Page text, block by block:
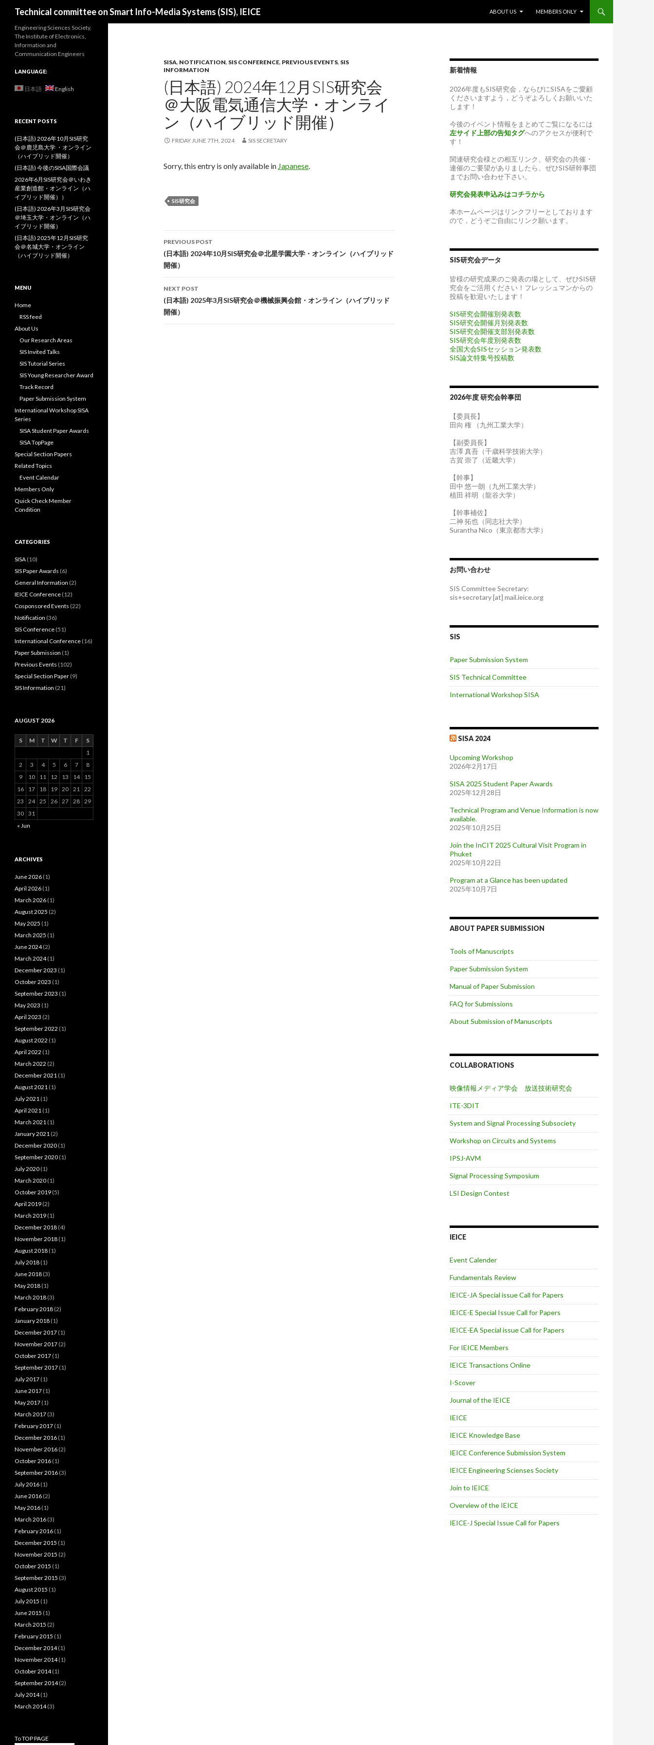
Technical committee on Smart Info-Media Systems (SIS), IEICE
ABOUT US
MEMBERS ONLY
SISA, NOTIFICATION, SIS CONFERENCE, PREVIOUS EVENTS, SIS
INFORMATION
(日本語) 2024年12月SIS研究会
＠大阪電気通信大学・オンライ
ン（ハイブリッド開催）
FRIDAY JUNE 7TH, 2024 SIS SECRETARY
Sorry, this entry is only available in Japanese.
SIS研究会
Post
navigation
PREVIOUS POST
(日本語) 2024年10月SIS研究会＠北星学園大学・オンライン（ハイブリッド
開催）
NEXT POST
(日本語) 2025年3月SIS研究会＠機械振興会館・オンライン（ハイブリッド
開催）
新着情報
2026年度もSIS研究会，ならびにSISAをご愛顧
くださいますよう，どうぞよろしくお願いいた
します！
今後のイベント情報をまとめてご覧になるには
左サイド上部の告知タグへのアクセスが便利で
す！
関連研究会様との相互リンク、研究会の共催・
連催のご要望がありましたら、ぜひSIS研幹事団
までお問い合わせ下さい。
研究会発表申込みはコチラから
本ホームページはリンクフリーとしております
ので，どうぞご自由にリンク願います。
SIS研究会データ
皆様の研究成果のご発表の場として、ぜひSIS研
究会をご活用ください！フレッシュマンからの
投稿を歓迎いたします！
SIS研究会開催別発表数
SIS研究会開催月別発表数
SIS研究会開催支部別発表数
SIS研究会年度別発表数
全国大会SISセッション発表数
SIS論文特集号投稿数
2026年度 研究会幹事団
【委員長】
田向 権 （九州工業大学）
【副委員長】
吉澤 真吾（千歳科学技術大学）
古賀 崇了（近畿大学）
【幹事】
田中 悠一朗（九州工業大学）
植田 祥明（龍谷大学）
【幹事補佐】
二神 拓也（同志社大学）
Surantha Nico（東京都市大学）
お問い合わせ
SIS Committee Secretary:
sis+secretary [at] mail.ieice.org
SIS
Paper Submission System
SIS Technical Committee
International Workshop SISA
SISA 2024
Upcoming Workshop
2026年2月17日
SISA 2025 Student Paper Awards
2025年12月28日
Technical Program and Venue Information is now
available.
2025年10月25日
Join the InCIT 2025 Cultural Visit Program in
Phuket
2025年10月22日
Program at a Glance has been updated
2025年10月7日
ABOUT PAPER SUBMISSION
Tools of Manuscripts
Paper Submission System
Manual of Paper Submission
FAQ for Submissions
About Submission of Manuscripts
COLLABORATIONS
映像情報メディア学会 放送技術研究会
ITE-3DIT
System and Signal Processing Subsociety
Workshop on Circuits and Systems
IPSJ-AVM
Signal Processing Symposium
LSI Design Contest
IEICE
Event Calender
Fundamentals Review
IEICE-JA Special issue Call for Papers
IEICE-E Special Issue Call for Papers
IEICE-EA Special issue Call for Papers
For IEICE Members
IEICE Transactions Online
I-Scover
Journal of the IEICE
IEICE
IEICE Knowledge Base
IEICE Conference Submission System
IEICE Engineering Scienses Society
Join to IEICE
Overview of the IEICE
IEICE-J Special Issue Call for Papers
Engineering Sciences Society,
The Institute of Electronics,
Information and
Communication Engineers
LANGUAGE:
日本語 English
RECENT POSTS
(日本語) 2026年10月SIS研究
会＠鹿児島大学 ・オンライン
（ハイブリッド開催）
(日本語) 今後のSISA国際会議
2026年6月SIS研究会＠いわき
産業創造館・オンライン（ハ
イブリッド開催））
(日本語) 2026年3月SIS研究会
＠埼玉大学・オンライン（ハ
イブリッド開催）
(日本語) 2025年12月SIS研究
会＠名城大学・オンライン
（ハイブリッド開催）
MENU
Home
RSS feed
About Us
Our Research Areas
SIS Invited Talks
SIS Tutorial Series
SIS Young Researcher Award
Track Record
Paper Submission System
International Workshop SISA
Series
SISA Student Paper Awards
SISA TopPage
Special Section Papers
Related Topics
Event Calendar
Members Only
Quick Check Member
Condition
CATEGORIES
SISA (10)
SIS Paper Awards (6)
General Information (2)
IEICE Conference (12)
Cosponsored Events (22)
Notification (36)
SIS Conference (51)
International Conference (16)
Paper Submission (1)
Previous Events (102)
Special Section Paper (9)
SIS Information (21)
AUGUST 2026
S M T W T F
S
1
2
3 4 5 6 7
8
9
10 11 12 13 14
15
16
17 18 19 20 21 22
23
24 25 26 27 28 29
30 31
« Jun
ARCHIVES
June 2026 (1)
April 2026 (1)
March 2026 (1)
August 2025 (2)
May 2025 (1)
March 2025 (1)
June 2024(2)
March 2024(1)
December 2023 (1)
October 2023 (1)
September 2023 (1)
May 2023 (1)
April 2023 (2)
September 2022 (1)
August 2022 (1)
April 2022 (1)
March 2022 (2)
December 2021 (1)
August 2021 (1)
July 2021 (1)
April 2021 (1)
March 2021 (1)
January 2021 (2)
December 2020 (1)
September 2020 (1)
July 2020 (1)
March 2020 (1)
October 2019 (5)
April 2019 (2)
March 2019 (1)
December 2018 (4)
November 2018 (1)
August 2018 (1)
July 2018 (1)
June 2018 (3)
May 2018 (1)
March 2018 (3)
February 2018 (2)
January 2018 (1)
December 2017 (1)
November 2017 (2)
October 2017 (1)
September 2017 (1)
July 2017 (1)
June 2017 (1)
May 2017 (1)
March 2017 (3)
February 2017 (1)
December 2016 (1)
November 2016 (2)
October 2016 (1)
September 2016 (3)
July 2016 (1)
June 2016 (2)
May 2016 (1)
March 2016 (3)
February 2016 (1)
December 2015 (1)
November 2015 (2)
October 2015 (1)
September 2015 (3)
August 2015 (1)
July 2015 (1)
June 2015 (1)
March 2015 (2)
February 2015 (1)
December 2014(1)
November 2014(1)
October 2014(1)
September 2014(2)
July 2014(1)
March 2014(3)
To TOP PAGE